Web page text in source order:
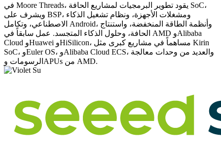
في Moore Threads، يقود تطوير البرمجيات لمشاريع الحافة SoC،
ويشرف على BSP، ومشغلات الأجهزة، ونظام تشغيل الذكاء
الاصطناعي، وتكامل Android، وأنظمة الطاقة المنخفضة، واستنتاج
الحافة، وحلول الذكاء المتجسد. عمل سابقاً في AMD وAlibaba
Cloud وHuawei وHiSilicon، مساهماً في مشاريع كبرى مثل Kirin
SoC، وEuler OS، وAlibaba Cloud ECS، والعديد من وحدات معالجة
الرسومات وAPUs من AMD.